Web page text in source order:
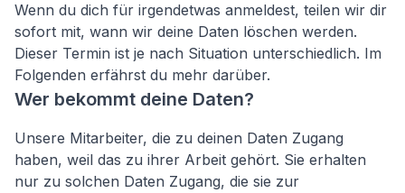
Wenn du dich für irgendetwas anmeldest, teilen wir dir
sofort mit, wann wir deine Daten löschen werden.
Dieser Termin ist je nach Situation unterschiedlich. Im
Folgenden erfährst du mehr darüber.
Wer bekommt deine Daten?
Unsere Mitarbeiter, die zu deinen Daten Zugang
haben, weil das zu ihrer Arbeit gehört. Sie erhalten
nur zu solchen Daten Zugang, die sie zur